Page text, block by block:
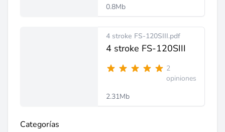
0.8Mb
4 stroke FS-120SIII.pdf
4 stroke FS-120SIII
2
opiniones
2.31Mb
Categorías